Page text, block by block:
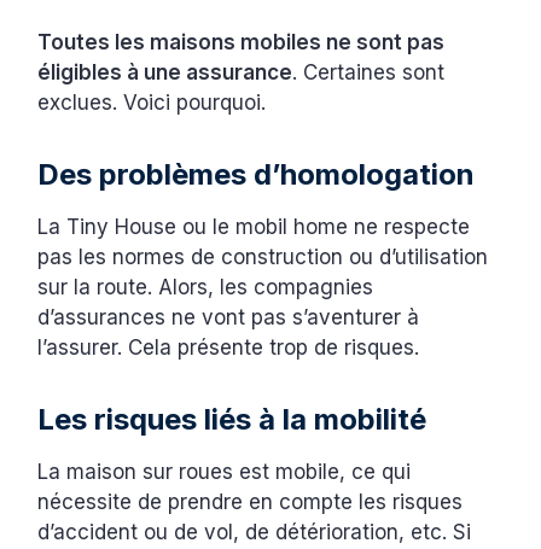
Toutes les maisons mobiles ne sont pas
éligibles à une assurance. Certaines sont
exclues. Voici pourquoi.
Des problèmes d’homologation
La Tiny House ou le mobil home ne respecte
pas les normes de construction ou d’utilisation
sur la route. Alors, les compagnies
d’assurances ne vont pas s’aventurer à
l’assurer. Cela présente trop de risques.
Les risques liés à la mobilité
La maison sur roues est mobile, ce qui
nécessite de prendre en compte les risques
d’accident ou de vol, de détérioration, etc. Si